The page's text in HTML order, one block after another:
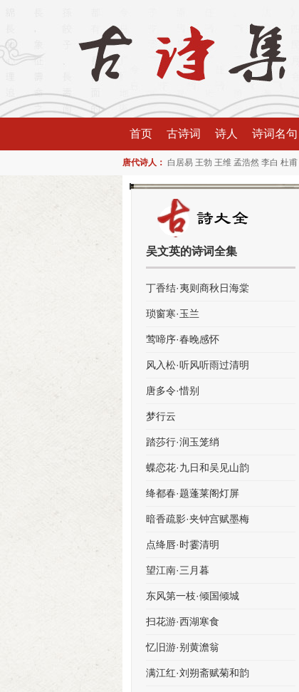
首页 古诗词 诗人 诗词名句
唐代诗人： 白居易 王勃 王维 孟浩然 李白 杜甫
吴文英的诗词全集
丁香结·夷则商秋日海棠
琐窗寒·玉兰
莺啼序·春晚感怀
风入松·听风听雨过清明
唐多令·惜别
梦行云
踏莎行·润玉笼绡
蝶恋花·九日和吴见山韵
绛都春·题蓬莱阁灯屏
暗香疏影·夹钟宫赋墨梅
点绛唇·时霎清明
望江南·三月暮
东风第一枝·倾国倾城
扫花游·西湖寒食
忆旧游·别黄澹翁
满江红·刘朔斋赋菊和韵